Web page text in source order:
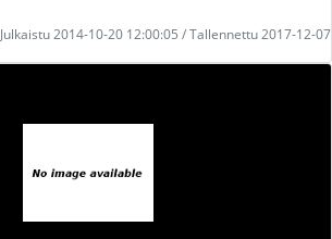
Julkaistu 2014-10-20 12:00:05 / Tallennettu 2017-12-07